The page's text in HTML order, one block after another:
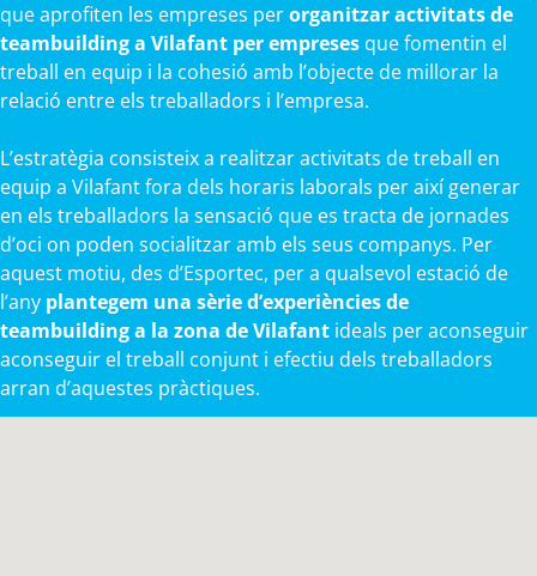
que aprofiten les empreses perorganitzar activitats de
teambuilding a Vilafant per empreses que fomentin el
treball en equip i la cohesió amb l’objecte de millorar la
relació entre els treballadors i l’empresa.
L’estratègia consisteix a realitzar activitats de treball en
equip a Vilafant fora dels horaris laborals per així generar
en els treballadors la sensació que es tracta de jornades
d’oci on poden socialitzar amb els seus companys. Per
aquest motiu, des d’Esportec, per a qualsevol estació de
l’any plantegem una sèrie d’experiències de
teambuilding a la zona de Vilafant ideals per aconseguir
aconseguir el treball conjunt i efectiu dels treballadors
arran d’aquestes pràctiques.